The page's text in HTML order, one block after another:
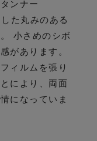
ンナー
た丸みのある
小さめのシボ
があります。
ィルムを張り
により、両面
になっていま